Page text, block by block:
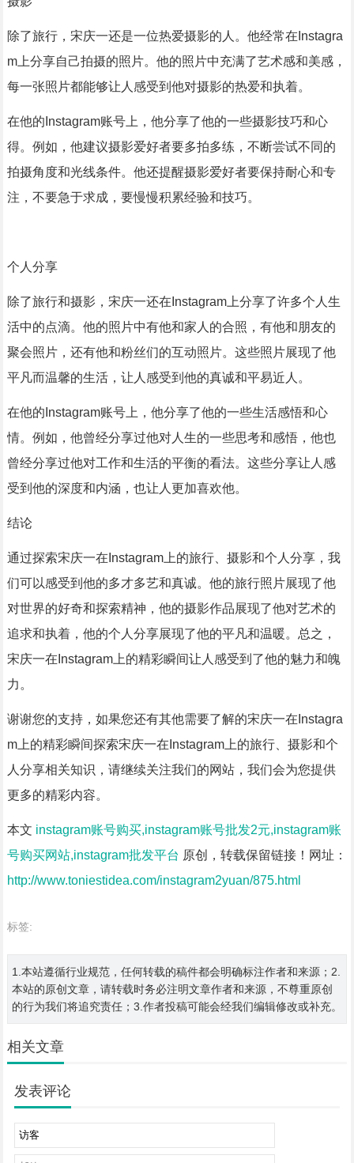
除了旅行，宋庆一还是一位热爱摄影的人。他经常在Instagra
m上分享自己拍摄的照片。他的照片中充满了艺术感和美感，
每一张照片都能够让人感受到他对摄影的热爱和执着。
在他的Instagram账号上，他分享了他的一些摄影技巧和心
得。例如，他建议摄影爱好者要多拍多练，不断尝试不同的
拍摄角度和光线条件。他还提醒摄影爱好者要保持耐心和专
注，不要急于求成，要慢慢积累经验和技巧。
个人分享
除了旅行和摄影，宋庆一还在Instagram上分享了许多个人生
活中的点滴。他的照片中有他和家人的合照，有他和朋友的
聚会照片，还有他和粉丝们的互动照片。这些照片展现了他
平凡而温馨的生活，让人感受到他的真诚和平易近人。
在他的Instagram账号上，他分享了他的一些生活感悟和心
情。例如，他曾经分享过他对人生的一些思考和感悟，他也
曾经分享过他对工作和生活的平衡的看法。这些分享让人感
受到他的深度和内涵，也让人更加喜欢他。
结论
通过探索宋庆一在Instagram上的旅行、摄影和个人分享，我
们可以感受到他的多才多艺和真诚。他的旅行照片展现了他
对世界的好奇和探索精神，他的摄影作品展现了他对艺术的
追求和执着，他的个人分享展现了他的平凡和温暖。总之，
宋庆一在Instagram上的精彩瞬间让人感受到了他的魅力和魄
力。
谢谢您的支持，如果您还有其他需要了解的宋庆一在Instagra
m上的精彩瞬间探索宋庆一在Instagram上的旅行、摄影和个
人分享相关知识，请继续关注我们的网站，我们会为您提供
更多的精彩内容。
本文 instagram账号购买,instagram账号批发2元,instagram账
号购买网站,instagram批发平台 原创，转载保留链接！网址：
http://www.toniestidea.com/instagram2yuan/875.html
标签:
1.本站遵循行业规范，任何转载的稿件都会明确标注作者和来源；2.
本站的原创文章，请转载时务必注明文章作者和来源，不尊重原创
的行为我们将追究责任；3.作者投稿可能会经我们编辑修改或补充。
相关文章
发表评论